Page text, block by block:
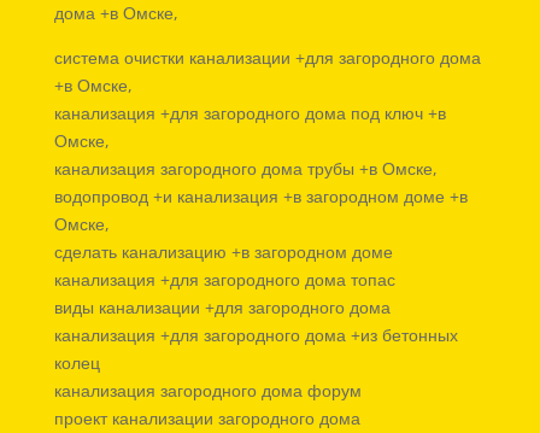
дома +в Омске,
система очистки канализации +для загородного дома
+в Омске,
канализация +для загородного дома под ключ +в
Омске,
канализация загородного дома трубы +в Омске,
водопровод +и канализация +в загородном доме +в
Омске,
сделать канализацию +в загородном доме
канализация +для загородного дома топас
виды канализации +для загородного дома
канализация +для загородного дома +из бетонных
колец
канализация загородного дома форум
проект канализации загородного дома